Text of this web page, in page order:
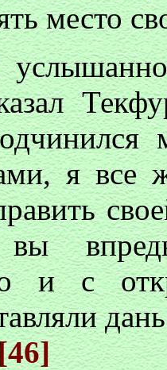
место
я
впредь
и с